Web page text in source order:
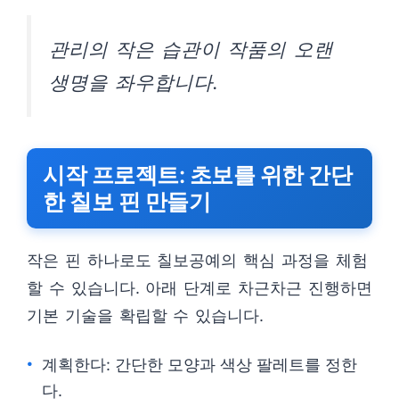
관리의 작은 습관이 작품의 오랜
생명을 좌우합니다.
시작 프로젝트: 초보를 위한 간단
한 칠보 핀 만들기
작은 핀 하나로도 칠보공예의 핵심 과정을 체험
할 수 있습니다. 아래 단계로 차근차근 진행하면
기본 기술을 확립할 수 있습니다.
계획한다: 간단한 모양과 색상 팔레트를 정한
다.